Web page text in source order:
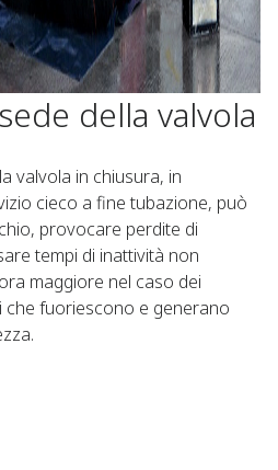
della valvola
valvola in chiusura, in
cieco a fine tubazione, può
provocare perdite di
tempi di inattività non
maggiore nel caso dei
che fuoriescono e generano